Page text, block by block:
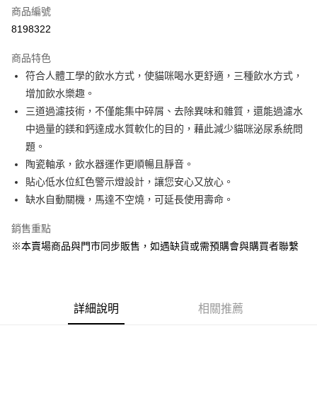
超商取貨付款
Apple Pay
街口支付
Google Pay
運送方式
全家取貨付款
每筆NT$80，滿NT$1,000(含以上)免運費
7-11取貨付款
每筆NT$80，滿NT$1,000(含以上)免運費
商品編號
8198322
商品特色
符合人體工學的飲水方式，使貓咪喝水更舒適，三種飲水方式，
增加飲水樂趣。
三道過濾技術，不僅能集中碎屑、去除異味和雜質，還能過濾水
中過量的鎂和鈣達成水質軟化的目的，藉此減少貓咪泌尿系統問
題。
陶瓷軸承，飲水器運作更順暢且靜音。
貼心低水位紅色警示燈設計，讓您安心又放心。
缺水自動關機，馬達不空燒，可延長使用壽命。
銷售重點
※本賣場商品與門市同步販售，如遇缺貨或需預購會與購買者聯繫
詳細說明 相關推薦